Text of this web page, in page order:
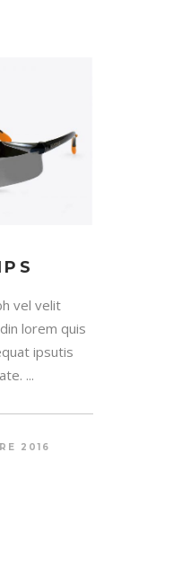
vel velit
lorem quis
ipsutis
...
2016